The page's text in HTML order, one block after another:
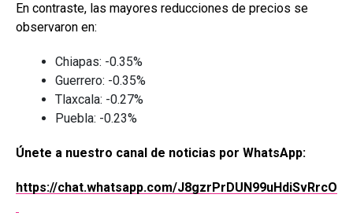
En contraste, las mayores reducciones de precios se
observaron en:
Chiapas: -0.35%
Guerrero: -0.35%
Tlaxcala: -0.27%
Puebla: -0.23%
Únete a nuestro canal de noticias por WhatsApp:
https://chat.whatsapp.com/J8gzrPrDUN99uHdiSvRrcO